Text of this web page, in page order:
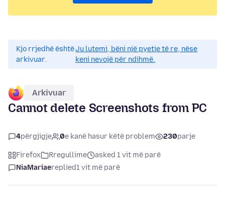
Kjo rrjedhë është
arkivuar.
Ju lutemi, bëni një pyetje të re, nëse
keni nevojë për ndihmë.
Arkivuar
Cannot delete Screenshots from PC
4përgjigje 0e kanë hasur këtë problem 230parje
Firefox Rregullime
asked 1 vit më parë
NiaMariaereplied1 vit më parë